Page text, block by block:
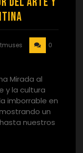
0
Mirada al
y la cultura
imborrable en
un
nuestros